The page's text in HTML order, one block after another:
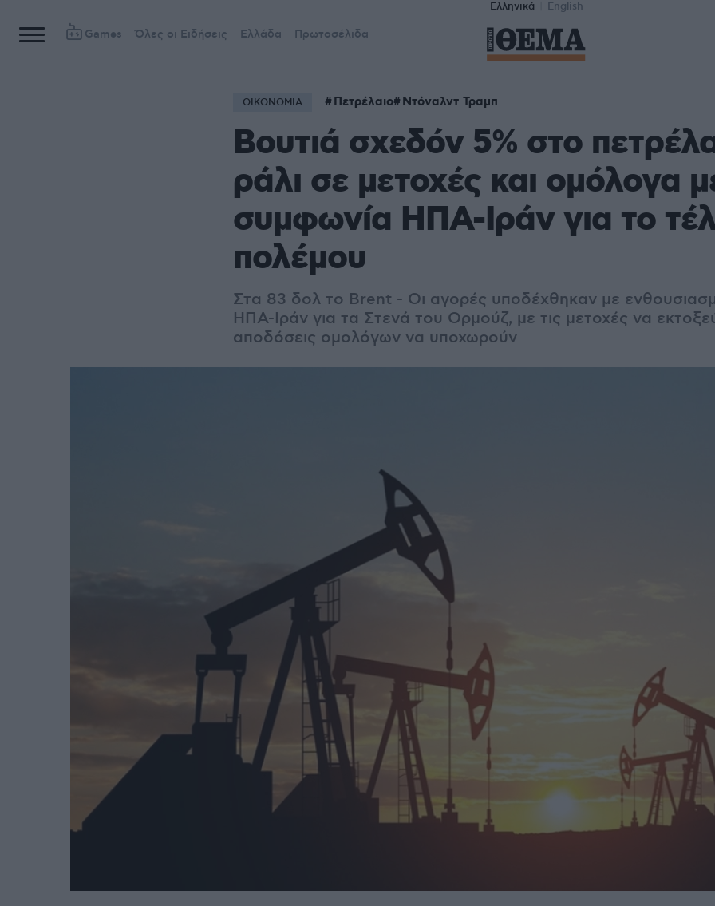
Ελληνικά English
Games Όλες οι Ειδήσεις Ελλάδα Πρωτοσέλιδα
ΟΙΚΟΝΟΜΙΑ Πετρέλαιο Ντόναλντ Τραμπ
Βουτιά σχεδόν 5% στο
ράλι σε μετοχές και ομόλογα
συμφωνία ΗΠΑ-Ιράν για το
πολέμου
Στα 83 δολ το Brent - Οι αγορές υποδέχθηκαν με
ΗΠΑ-Ιράν για τα Στενά του Ορμούζ, με τις μετοχές να
αποδόσεις ομολόγων να υποχωρούν